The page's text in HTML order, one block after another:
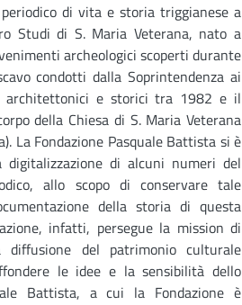
di vita e storia triggianese a
Studi di S. Maria Veterana, nato a
archeologici scoperti durante
condotti dalla Soprintendenza ai
architettonici e storici tra 1982 e il
della Chiesa di S. Maria Veterana
La Fondazione Pasquale Battista si è
digitalizzazione di alcuni numeri del
allo scopo di conservare tale
della storia di questa
infatti, persegue la mission di
diffusione del patrimonio culturale
le idee e la sensibilità dello
Battista, a cui la Fondazione è